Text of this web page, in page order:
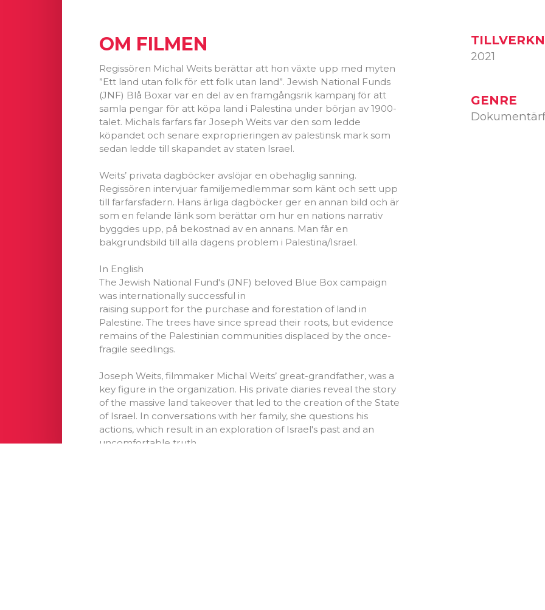
OM FILMEN
Regissören Michal Weits berättar att hon växte upp med myten
”Ett land utan folk för ett folk utan land”. Jewish National Funds
(JNF) Blå Boxar var en del av en framgångsrik kampanj för att
samla pengar för att köpa land i Palestina under början av 1900-
talet. Michals farfars far Joseph Weits var den som ledde
köpandet och senare exproprieringen av palestinsk mark som
sedan ledde till skapandet av staten Israel.
Weits’ privata dagböcker avslöjar en obehaglig sanning.
Regissören intervjuar familjemedlemmar som känt och sett upp
till farfarsfadern. Hans ärliga dagböcker ger en annan bild och är
som en felande länk som berättar om hur en nations narrativ
byggdes upp, på bekostnad av en annans. Man får en
bakgrundsbild till alla dagens problem i Palestina/Israel.
In English
The Jewish National Fund's (JNF) beloved Blue Box campaign
was internationally successful in
raising support for the purchase and forestation of land in
Palestine. The trees have since spread their roots, but evidence
remains of the Palestinian communities displaced by the once-
fragile seedlings.
Joseph Weits, filmmaker Michal Weits’ great-grandfather, was a
key figure in the organization. His private diaries reveal the story
of the massive land takeover that led to the creation of the State
of Israel. In conversations with her family, she questions his
actions, which result in an exploration of Israel's past and an
uncomfortable truth.
2021
GENRE